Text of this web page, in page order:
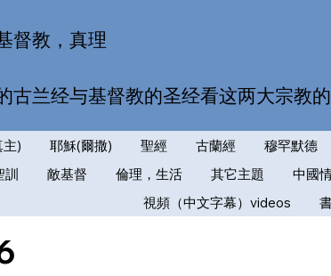
督教，真理
古兰经与基督教的圣经看这两大宗教
主) 耶穌(爾撒) 聖經 古蘭經 穆罕默德
敵基督 倫理，生活 其它主題 中國
視頻（中文字幕）videos